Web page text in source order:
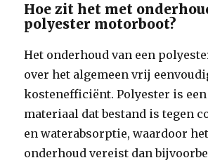
Hoe zit het met
polyester motorboot?
Het onderhoud van een
over het algemeen vrij
kostenefficiënt. Polyester is
materiaal dat bestand is tegen
en waterabsorptie, waardoor
onderhoud vereist dan